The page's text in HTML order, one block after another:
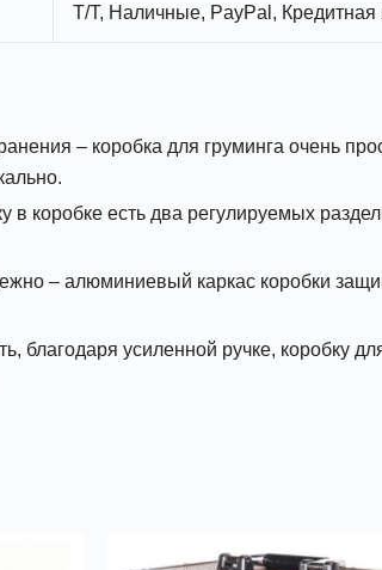
T/T, Наличные, PayPal, Кредитная
– коробка для груминга очень
в коробке есть два регулируемых
– алюминиевый каркас коробки
благодаря усиленной ручке, коробку